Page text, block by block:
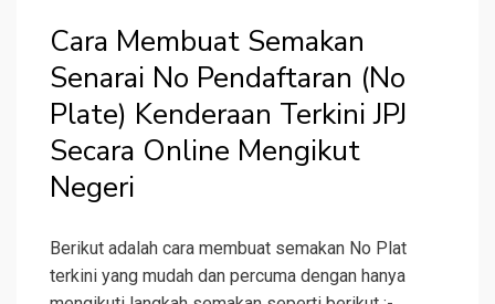
Cara Membuat Semakan
Senarai No Pendaftaran (No
Plate) Kenderaan Terkini JPJ
Secara Online Mengikut
Negeri
Berikut adalah cara membuat semakan No Plat
terkini yang mudah dan percuma dengan hanya